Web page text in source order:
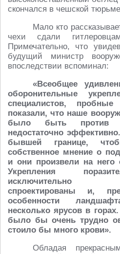
скончался в чешской
Мало кто
чехи сдали
Примечательно, что
будущий министр
впоследствии вспоминал:
«Всеобщее
оборонительные
специалистов,
показали, что наше
было быть против
недостаточно эффективно.
бывшей границе,
собственное мнение о
и они произвели на него
Укрепления
исключительно
спроектированы и,
особенности
несколько ярусов в
было бы очень трудно
стоило бы много крови».
Обладая